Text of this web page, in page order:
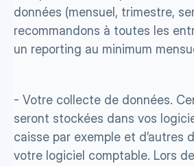
données (mensuel, trimestre,
recommandons à toutes les
un reporting au minimum
- Votre collecte de données.
seront stockées dans vos
caisse par exemple et d’autres
votre logiciel comptable. Lors